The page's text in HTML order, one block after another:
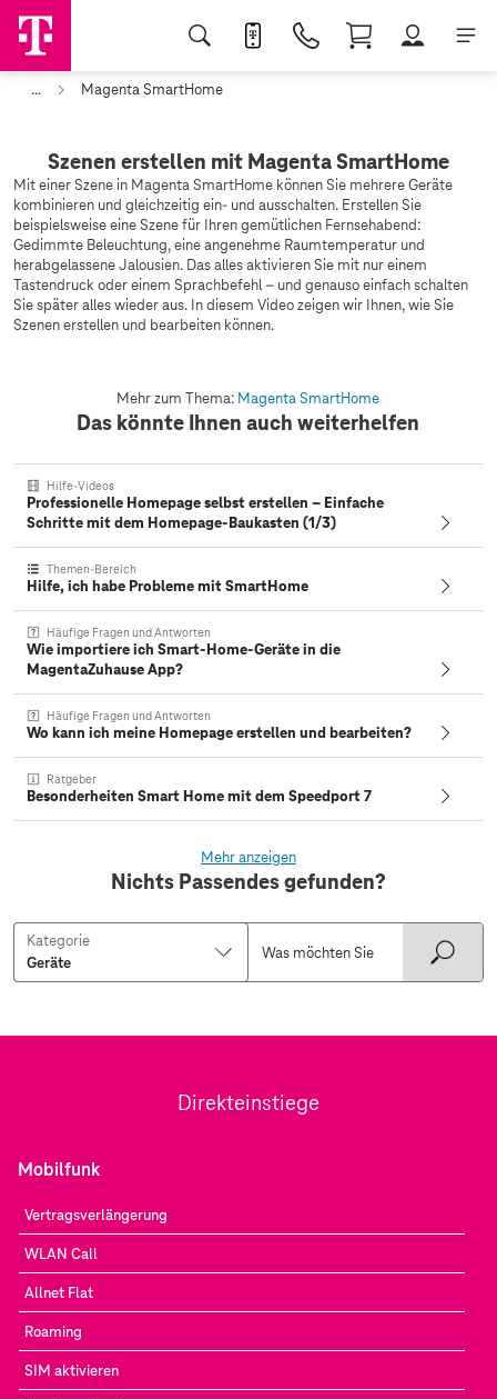
... Magenta SmartHome
Szenen erstellen mit Magenta SmartHome
Mit einer Szene in Magenta SmartHome können Sie mehrere Geräte
kombinieren und gleichzeitig ein- und ausschalten. Erstellen Sie
beispielsweise eine Szene für Ihren gemütlichen Fernsehabend:
Gedimmte Beleuchtung, eine angenehme Raumtemperatur und
herabgelassene Jalousien. Das alles aktivieren Sie mit nur einem
Tastendruck oder einem Sprachbefehl – und genauso einfach schalten
Sie später alles wieder aus. In diesem Video zeigen wir Ihnen, wie Sie
Szenen erstellen und bearbeiten können.
Mehr zum Thema: Magenta SmartHome
Das könnte Ihnen auch weiterhelfen
Hilfe-Videos
Professionelle Homepage selbst erstellen – Einfache
Schritte mit dem Homepage-Baukasten (1/3)
Themen-Bereich
Hilfe, ich habe Probleme mit SmartHome
Häufige Fragen und Antworten
Wie importiere ich Smart-Home-Geräte in die
MagentaZuhause App?
Häufige Fragen und Antworten
Wo kann ich meine Homepage erstellen und bearbeiten?
Ratgeber
Besonderheiten Smart Home mit dem Speedport 7
Mehr anzeigen
Nichts Passendes gefunden?
Kategorie
Direkteinstiege
Mobilfunk
Vertragsverlängerung
WLAN Call
Allnet Flat
Roaming
SIM aktivieren